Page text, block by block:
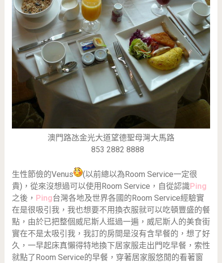
澳門路氹金光大道望德聖母灣大馬路
853 2882 8888
生性節儉的Venus
(以前總以為Room Service一定很
貴)，從來沒想過可以使用Room Service，自從認識Ping
之後， Ping台灣各地及世界各國的Room Service經驗實
在是很吸引我，我也想要不用換衣服就可以吃頓豐盛的餐
點，由於已把整個威尼斯人逛過一遍，威尼斯人的美食街
實在不是太吸引我，我訂的房間是沒有含早餐的，想了好
久，一早起床真懶得特地換下居家服走出門吃早餐，索性
就點了Room Service的早餐，穿著居家服悠閒的看著窗